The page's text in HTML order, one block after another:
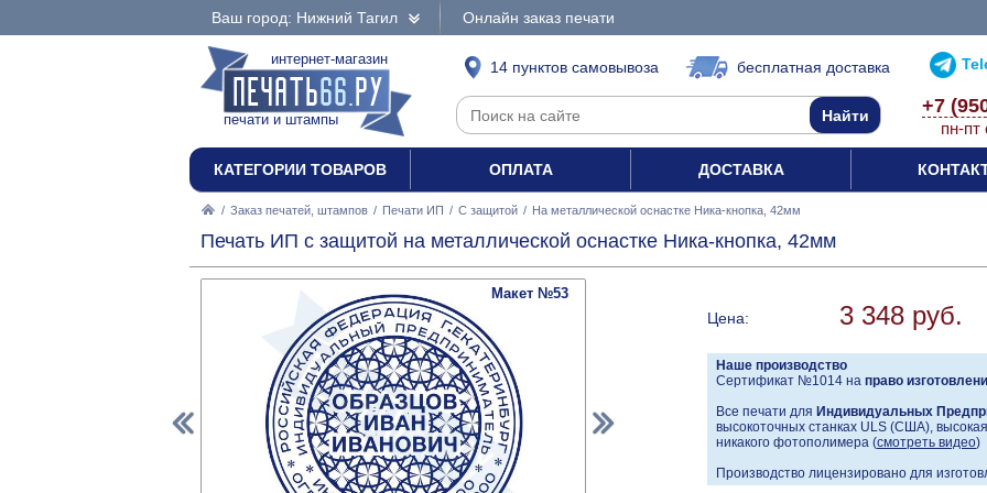
Ваш город: Нижний Тагил Онлайн заказ печати
интернет-магазин
печати и штампы
14 пунктов самовывоза бесплатная доставка
+7
пн-пт
КАТЕГОРИИ ТОВАРОВ ОПЛАТА ДОСТАВКА
/ Заказ печатей, штампов / Печати ИП / С защитой / На металлической оснастке Ника-кнопка, 42мм
Печать ИП с защитой на металлической оснастке Ника-кнопка, 42мм
Цена: 3 348 руб.
Наше производство
Сертификат №1014 на право
Все печати для Индивидуальных
высокоточных станках ULS (США),
никакого фотополимера (смотреть видео)
Производство лицензировано для
Макет №53